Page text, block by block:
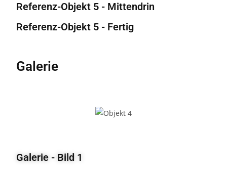
Referenz-Objekt 5 - Mittendrin
Referenz-Objekt 5 - Fertig
Galerie
Galerie - Bild 1